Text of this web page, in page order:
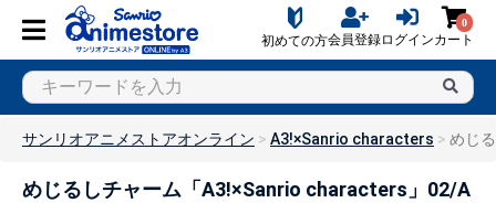
初めての方会員登録ログイン
0
カート
サンリオアニメストアオンライン A3!×Sanrio characters めじ
めじるしチャーム「A3!×Sanrio characters」02/A